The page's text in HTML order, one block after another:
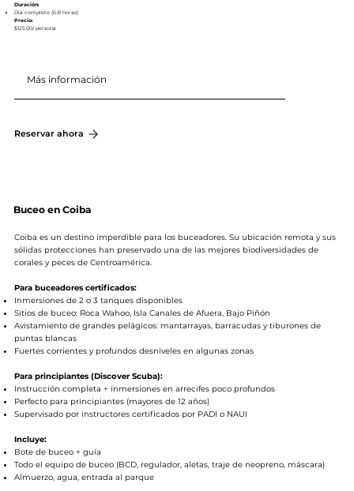
Duración:
Día completo (6-8 horas)
Precio:
$125.00/ persona
Más información
Reservar ahora
Buceo en Coiba
Coiba es un destino imperdible para los buceadores. Su ubicación remota y sus
sólidas protecciones han preservado una de las mejores biodiversidades de
corales y peces de Centroamérica.
Para buceadores certificados:
Inmersiones de 2 o 3 tanques disponibles
Sitios de buceo: Roca Wahoo, Isla Canales de Afuera, Bajo Piñón
Avistamiento de grandes pelágicos: mantarrayas, barracudas y tiburones de
puntas blancas
Fuertes corrientes y profundos desniveles en algunas zonas
Para principiantes (Discover Scuba):
Instrucción completa + inmersiones en arrecifes poco profundos
Perfecto para principiantes (mayores de 12 años)
Supervisado por instructores certificados por PADI o NAUI
Incluye:
Bote de buceo + guía
Todo el equipo de buceo (BCD, regulador, aletas, traje de neopreno, máscara)
Almuerzo, agua, entrada al parque